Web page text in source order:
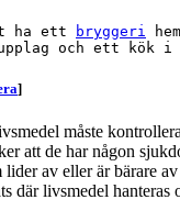
ha ett
bryggeri
]
måste
att de har någon
av eller är bärare
där livsmedel